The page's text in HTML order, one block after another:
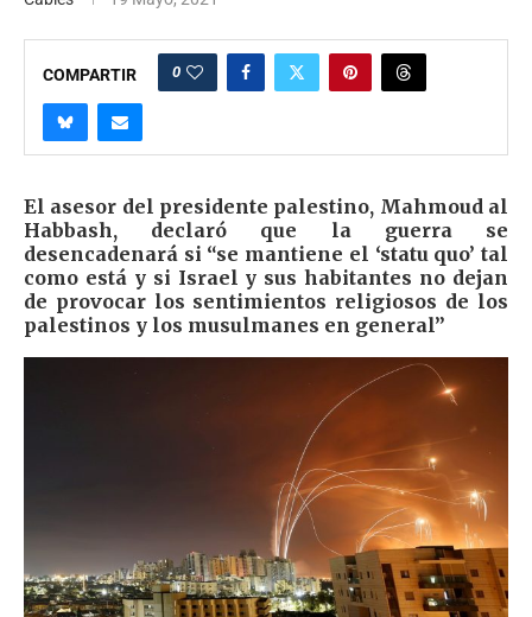
COMPARTIR 0
El asesor del presidente palestino, Mahmoud al
Habbash, declaró que la guerra se
desencadenará si “se mantiene el ‘statu quo’ tal
como está y si Israel y sus habitantes no dejan
de provocar los sentimientos religiosos de los
palestinos y los musulmanes en general”